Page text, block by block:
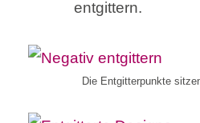
entgittern.
Die Entgitterpunkte